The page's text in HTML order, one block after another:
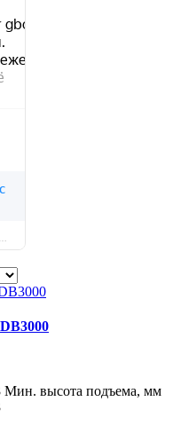
Мин. высота подъема, мм